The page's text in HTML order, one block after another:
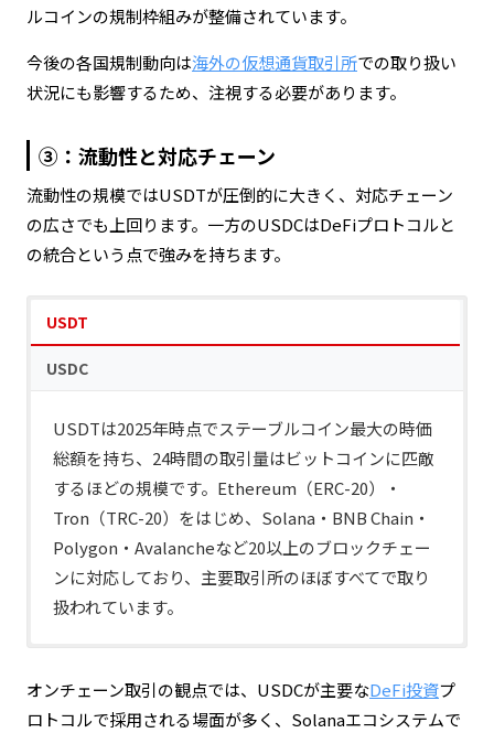
業展開が続いてきました。2021年のCFTCとの和解
もあります。一方で、USDTは規制環境が整備され
ていない新興国・アジア圏でも圧倒的な流動性を持
います。
ルコインの規制枠組みが整備されています。
今後の各国規制動向は海外の仮想通貨取引所での取り扱い
状況にも影響するため、注視する必要があります。
③：流動性と対応チェーン
流動性の規模ではUSDTが圧倒的に大きく、対応チェーン
の広さでも上回ります。一方のUSDCはDeFiプロトコルと
の統合という点で強みを持ちます。
USDT
USDC
USDTは2025年時点でステーブルコイン最大の時価
総額を持ち、24時間の取引量はビットコインに匹敵
するほどの規模です。Ethereum（ERC-20）・
Tron（TRC-20）をはじめ、Solana・BNB Chain・
Polygon・Avalancheなど20以上のブロックチェー
ンに対応しており、主要取引所のほぼすべてで取り
扱われています。
Polygonなど主要なブロックチェーンに対応してい
ます。時価総額の規模ではUSDTに及びませんが、
オンチェーン取引の観点では、USDCが主要なDeFi投資プ
ロトコルで採用される場面が多く、Solanaエコシステムで